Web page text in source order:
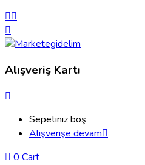
Alışveriş Kartı
Sepetiniz boş
Alışverişe devam
0Cart